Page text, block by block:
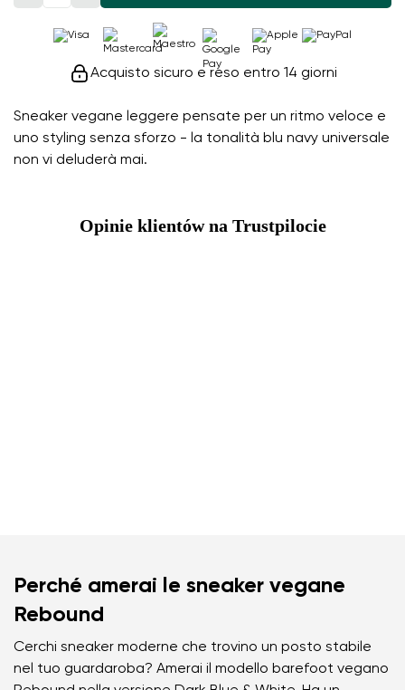
Sneaker vegane leggere pensate per un ritmo veloce e
uno styling senza sforzo - la tonalità blu navy universale
non vi deluderà mai.
Acquisto sicuro e reso entro 14 giorni
Opinie klientów na Trustpilocie
Perché amerai le sneaker vegane
Rebound
Cerchi sneaker moderne che trovino un posto stabile
nel tuo guardaroba? Amerai il modello barefoot vegano